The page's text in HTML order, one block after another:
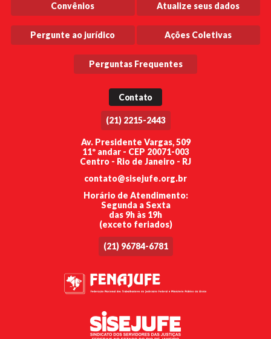
Convênios Atualize seus dados
Pergunte ao jurídico Ações Coletivas
Perguntas Frequentes
Contato
(21) 2215-2443
Av. Presidente Vargas, 509
11º andar - CEP 20071-003
Centro - Rio de Janeiro - RJ
contato@sisejufe.org.br
Horário de Atendimento:
Segunda a Sexta
das 9h às 19h
(exceto feriados)
(21) 96784-6781